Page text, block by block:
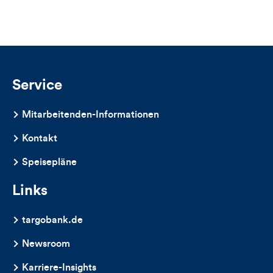
Kommentare
dieses
Artikels
Service
Mitarbeitenden-Informationen
Kontakt
Speisepläne
Links
targobank.de
Newsroom
Karriere-Insights